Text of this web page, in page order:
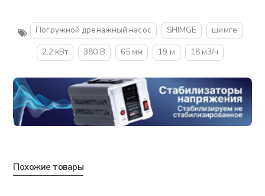
Погружной дренажный насос SHIMGE
шимге
2.2 кВт
380 В 65 мм 19 м 18 м3/ч
Похожие товары